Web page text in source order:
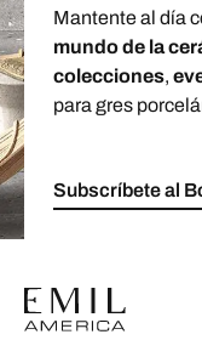
Mantente al día
mundo de la
colecciones,
para gres
Subscríbete al